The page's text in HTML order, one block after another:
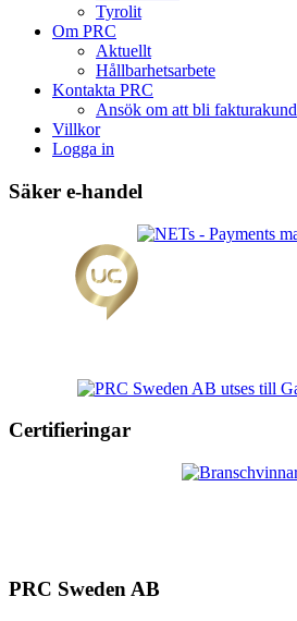
Tyrolit
Om PRC
Aktuellt
Hållbarhetsarbete
Kontakta PRC
Ansök om att bli fakturakund
Villkor
Logga in
Säker e-handel
Certifieringar
PRC Sweden AB